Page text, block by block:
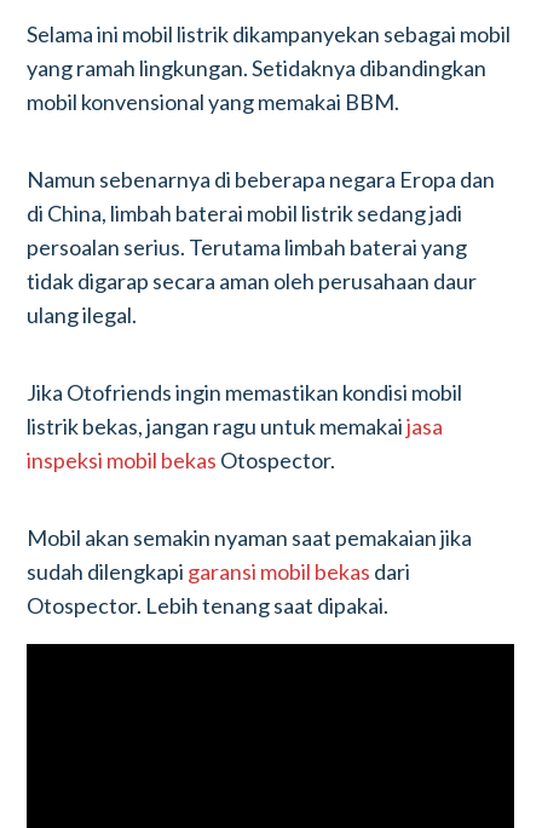
Selama ini mobil listrik dikampanyekan sebagai mobil
yang ramah lingkungan. Setidaknya dibandingkan
mobil konvensional yang memakai BBM.
Namun sebenarnya di beberapa negara Eropa dan
di China, limbah baterai mobil listrik sedang jadi
persoalan serius. Terutama limbah baterai yang
tidak digarap secara aman oleh perusahaan daur
ulang ilegal.
Jika Otofriends ingin memastikan kondisi mobil
listrik bekas, jangan ragu untuk memakaijasa
inspeksi mobil bekas Otospector.
Mobil akan semakin nyaman saat pemakaian jika
sudah dilengkapi garansi mobil bekas dari
Otospector. Lebih tenang saat dipakai.